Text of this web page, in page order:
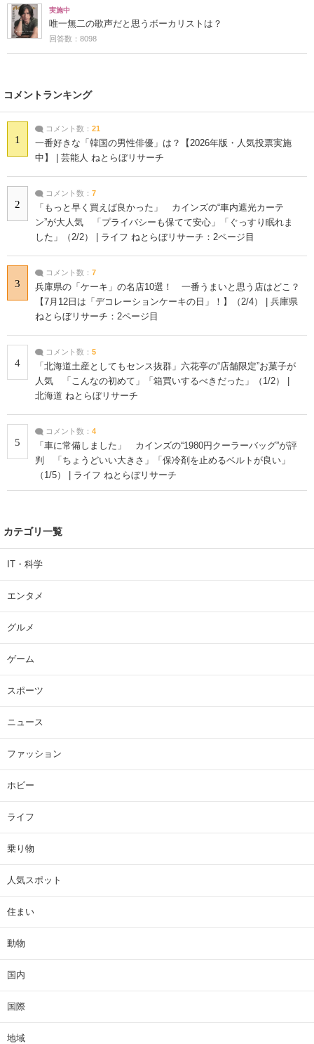
実施中
唯一無二の歌声だと思うボーカリストは？
回答数：8098
コメントランキング
1
コメント数： 21
一番好きな「韓国の男性俳優」は？【2026年版・人気投票実施
中】 | 芸能人 ねとらぼリサーチ
2
コメント数： 7
「もっと早く買えば良かった」 カインズの“車内遮光カーテ
ン”が大人気 「プライバシーも保てて安心」「ぐっすり眠れま
した」（2/2） | ライフ ねとらぼリサーチ：2ページ目
3
コメント数： 7
兵庫県の「ケーキ」の名店10選！ 一番うまいと思う店はどこ？
【7月12日は「デコレーションケーキの日」！】（2/4） | 兵庫県
ねとらぼリサーチ：2ページ目
4
コメント数： 5
「北海道土産としてもセンス抜群」六花亭の“店舗限定”お菓子が
人気 「こんなの初めて」「箱買いするべきだった」（1/2） |
北海道 ねとらぼリサーチ
5
コメント数： 4
「車に常備しました」 カインズの“1980円クーラーバッグ”が評
判 「ちょうどいい大きさ」「保冷剤を止めるベルトが良い」
（1/5） | ライフ ねとらぼリサーチ
カテゴリ一覧
IT・科学
エンタメ
グルメ
ゲーム
スポーツ
ニュース
ファッション
ホビー
ライフ
乗り物
人気スポット
住まい
動物
国内
国際
地域